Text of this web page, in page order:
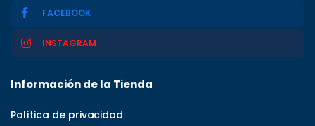
FACEBOOK
INSTAGRAM
Información de la Tienda
Política de privacidad